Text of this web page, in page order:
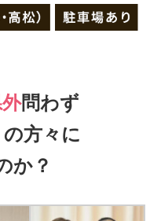
問わず
方々に
か？